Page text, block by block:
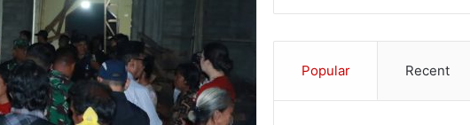
Popular Recent